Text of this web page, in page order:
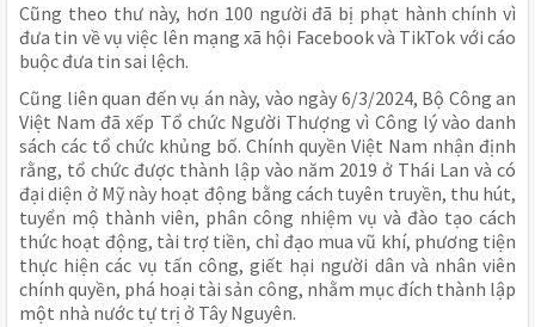
Cũng theo thư này, hơn 100 người đã bị phạt hành chính vì
đưa tin về vụ việc lên mạng xã hội Facebook và TikTok với cáo
buộc đưa tin sai lệch.
Cũng liên quan đến vụ án này, vào ngày 6/3/2024, Bộ Công an
Việt Nam đã xếp Tổ chức Người Thượng vì Công lý vào danh
sách các tổ chức khủng bố. Chính quyền Việt Nam nhận định
rằng, tổ chức được thành lập vào năm 2019 ở Thái Lan và có
đại diện ở Mỹ này hoạt động bằng cách tuyên truyền, thu hút,
tuyển mộ thành viên, phân công nhiệm vụ và đào tạo cách
thức hoạt động, tài trợ tiền, chỉ đạo mua vũ khí, phương tiện
thực hiện các vụ tấn công, giết hại người dân và nhân viên
chính quyền, phá hoại tài sản công, nhằm mục đích thành lập
một nhà nước tự trị ở Tây Nguyên.